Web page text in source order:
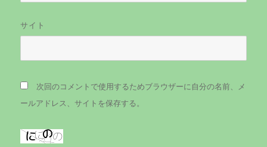
サイト
次回のコメントで使用するためブラウザーに自分の名前、メ
ールアドレス、サイトを保存する。